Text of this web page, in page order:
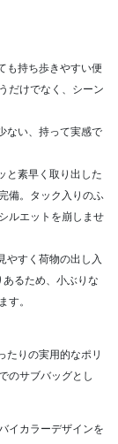
も持ち歩きやすい便
だけでなく、シーン
ない、持って実感で
と素早く取り出した
備。タック入りのふ
ルエットを崩しませ
やすく荷物の出し入
るため、小ぶりな
す。
たりの実用的なポリ
のサブバッグとし
イカラーデザインを